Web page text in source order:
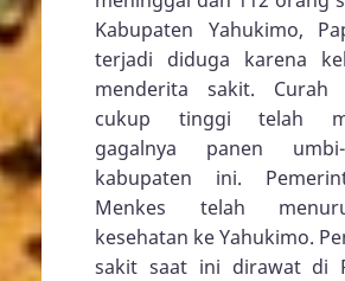
Kabupaten Yahukimo,
terjadi diduga karena
menderita sakit. Curah
cukup tinggi telah
gagalnya panen
kabupaten ini.
Menkes telah
kesehatan ke Yahukimo.
sakit saat ini dirawat di